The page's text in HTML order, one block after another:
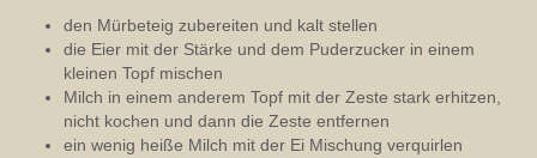
den Mürbeteig zubereiten und kalt stellen
die Eier mit der Stärke und dem Puderzucker in einem
kleinen Topf mischen
Milch in einem anderem Topf mit der Zeste stark erhitzen,
nicht kochen und dann die Zeste entfernen
ein wenig heiße Milch mit der Ei Mischung verquirlen